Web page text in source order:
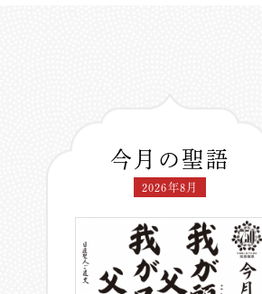
今月の聖語
2026年8月